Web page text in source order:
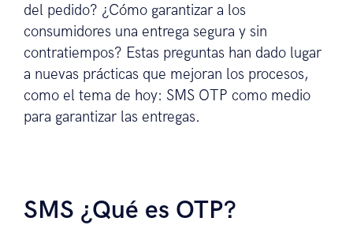
del pedido? ¿Cómo garantizar a los
consumidores una entrega segura y sin
contratiempos? Estas preguntas han dado lugar
a nuevas prácticas que mejoran los procesos,
como el tema de hoy: SMS OTP como medio
para garantizar las entregas.
SMS ¿Qué es OTP?